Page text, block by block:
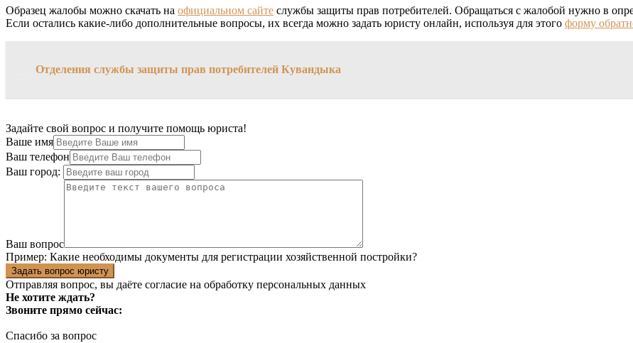
Образец жалобы можно скачать на официальном сайте службы защиты прав потребителей. Обращаться с жалобой нужно в
Если остались какие-либо дополнительные вопросы, их всегда можно задать юристу онлайн, используя для этого форму
Отделения службы защиты прав потребителей Кувандыка
Задайте свой вопрос и получите помощь юриста!
Ваше имя
Ваш телефон
Ваш город:
Ваш вопрос
Пример: Какие необходимы документы для регистрации хозяйственной постройки?
Задать вопрос юристу
Отправляя вопрос, вы даёте согласие на обработку персональных данных
Не хотите ждать?
Звоните прямо сейчас:
Спасибо за вопрос